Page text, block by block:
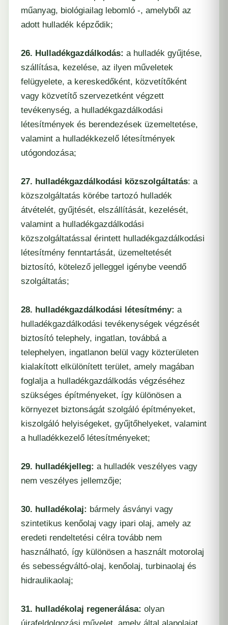
műanyag, biológiailag lebomló -, amelyből az
adott hulladék képződik;
26. Hulladékgazdálkodás: a hulladék gyűjtése,
szállítása, kezelése, az ilyen műveletek
felügyelete, a kereskedőként, közvetítőként
vagy közvetítő szervezetként végzett
tevékenység, a hulladékgazdálkodási
létesítmények és berendezések üzemeltetése,
valamint a hulladékkezelő létesítmények
utógondozása;
27. hulladékgazdálkodási közszolgáltatás: a
közszolgáltatás körébe tartozó hulladék
átvételét, gyűjtését, elszállítását, kezelését,
valamint a hulladékgazdálkodási
közszolgáltatással érintett hulladékgazdálkodási
létesítmény fenntartását, üzemeltetését
biztosító, kötelező jelleggel igénybe veendő
szolgáltatás;
28. hulladékgazdálkodási létesítmény: a
hulladékgazdálkodási tevékenységek végzését
biztosító telephely, ingatlan, továbbá a
telephelyen, ingatlanon belül vagy közterületen
kialakított elkülönített terület, amely magában
foglalja a hulladékgazdálkodás végzéséhez
szükséges építményeket, így különösen a
környezet biztonságát szolgáló építményeket,
kiszolgáló helyiségeket, gyűjtőhelyeket, valamint
a hulladékkezelő létesítményeket;
29. hulladékjelleg: a hulladék veszélyes vagy
nem veszélyes jellemzője;
30. hulladékolaj: bármely ásványi vagy
szintetikus kenőolaj vagy ipari olaj, amely az
eredeti rendeltetési célra tovább nem
használható, így különösen a használt motorolaj
és sebességváltó-olaj, kenőolaj, turbinaolaj és
hidraulikaolaj;
31. hulladékolaj regenerálása: olyan